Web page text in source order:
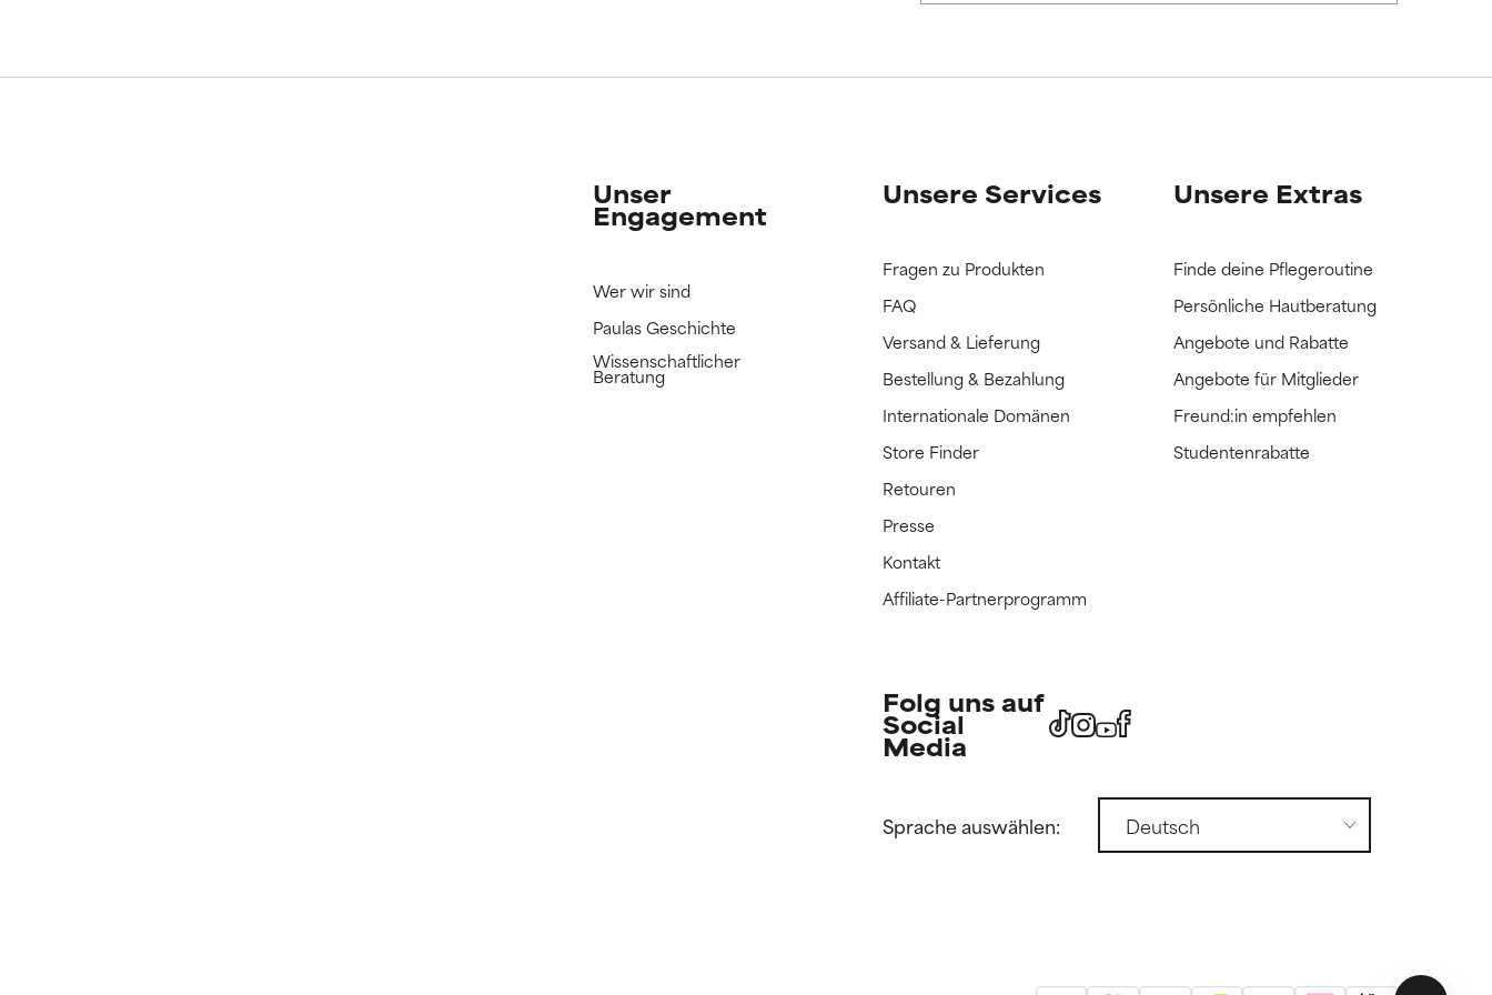
Forschungsergebnisse zu prüfen.
Forschungsergebnisse zu prüfen.
Unser
Engagement
Wer wir sind
Paulas Geschichte
Wissenschaftlicher
Beratung
Unsere Services
Fragen zu Produkten
FAQ
Versand & Lieferung
Bestellung & Bezahlung
Internationale Domänen
Store Finder
Retouren
Presse
Kontakt
Affiliate-Partnerprogramm
Unsere Extras
Finde deine Pflegeroutine
Persönliche Hautberatung
Angebote und Rabatte
Angebote für Mitglieder
Freund:in empfehlen
Studentenrabatte
Folg uns auf
Social
Media
Sprache auswählen: